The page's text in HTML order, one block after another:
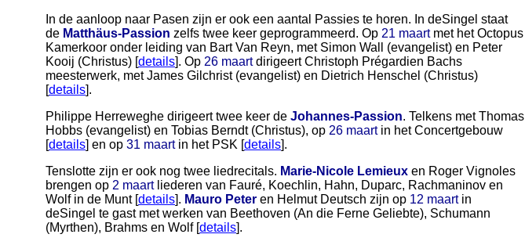
In de aanloop naar Pasen zijn er ook een aantal Passies te horen. In deSingel staat
de Matthäus-Passion zelfs twee keer geprogrammeerd. Op 21 maartmet het Octopus
Kamerkoor onder leiding van Bart Van Reyn, met Simon Wall (evangelist) en Peter
Kooij (Christus) [details]. Op 26 maartdirigeert Christoph Prégardien Bachs
meesterwerk, met James Gilchrist (evangelist) en Dietrich Henschel (Christus)
[details].
Philippe Herreweghe dirigeert twee keer de Johannes-Passion. Telkens met Thomas
Hobbs (evangelist) en Tobias Berndt (Christus), op 26 maartin het Concertgebouw
[details] en op 31 maartin het PSK [details].
Tenslotte zijn er ook nog twee liedrecitals. Marie-Nicole Lemieux en Roger Vignoles
brengen op 2 maartliederen van Fauré, Koechlin, Hahn, Duparc, Rachmaninov en
Wolf in de Munt [details]. Mauro Peter en Helmut Deutsch zijn op 12 maartin
deSingel te gast met werken van Beethoven (An die Ferne Geliebte), Schumann
(Myrthen), Brahms en Wolf [details].